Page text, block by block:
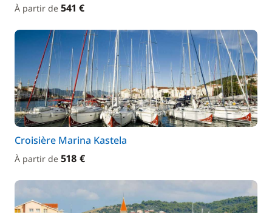
À partir de 541 €
Croisière Marina Kastela
À partir de 518 €